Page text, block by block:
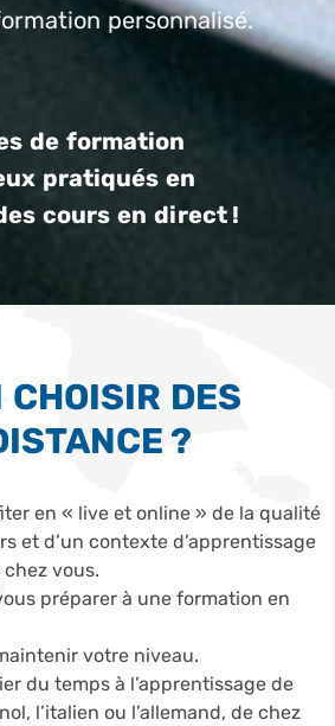
personnalisé.
de formation
pratiqués en
cours en direct !
CHOISIR DES
?
en « live et online » de la qualité
et d’un contexte d’apprentissage
vous.
préparer à une formation en
votre niveau.
du temps à l’apprentissage de
l’italien ou l’allemand, de chez